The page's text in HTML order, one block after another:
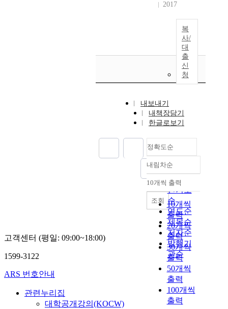
2017
복
사/
대
출
신
청
내보내기
내책장담기
한글로보기
정확도순
정확도
순
인기도
순
연도순
제목순
저자순
발행기
관순
내림차순
내림차순
10개씩 출력
10개씩
출력
20개씩
출력
30개씩
출력
50개씩
출력
100개씩
출력
조회
고객센터 (평일: 09:00~18:00)
1599-3122
ARS 번호안내
관련누리집
대학공개강의(KOCW)